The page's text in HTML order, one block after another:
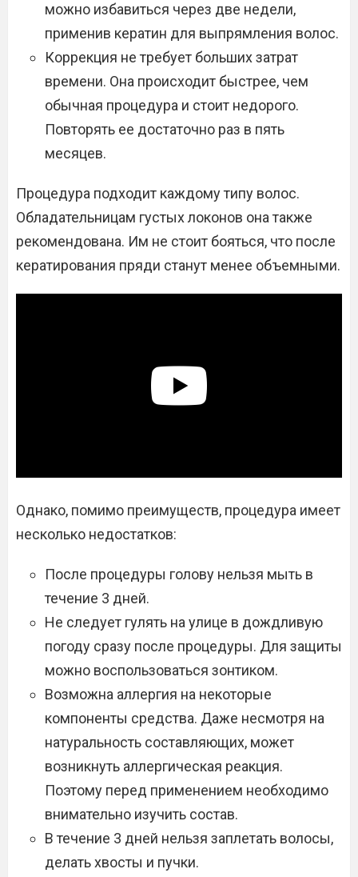
можно избавиться через две недели,
применив кератин для выпрямления волос.
Коррекция не требует больших затрат
времени. Она происходит быстрее, чем
обычная процедура и стоит недорого.
Повторять ее достаточно раз в пять
месяцев.
Процедура подходит каждому типу волос.
Обладательницам густых локонов она также
рекомендована. Им не стоит бояться, что после
кератирования пряди станут менее объемными.
Однако, помимо преимуществ, процедура имеет
несколько недостатков:
После процедуры голову нельзя мыть в
течение 3 дней.
Не следует гулять на улице в дождливую
погоду сразу после процедуры. Для защиты
можно воспользоваться зонтиком.
Возможна аллергия на некоторые
компоненты средства. Даже несмотря на
натуральность составляющих, может
возникнуть аллергическая реакция.
Поэтому перед применением необходимо
внимательно изучить состав.
В течение 3 дней нельзя заплетать волосы,
делать хвосты и пучки.